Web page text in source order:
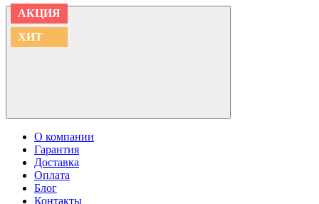
О компании
Гарантия
Доставка
Оплата
Блог
Контакты
АКЦИЯ
ХИТ
АКЦИЯ
ХИТ
АКЦИЯ
АКЦИЯ
АКЦИЯ
АКЦИЯ